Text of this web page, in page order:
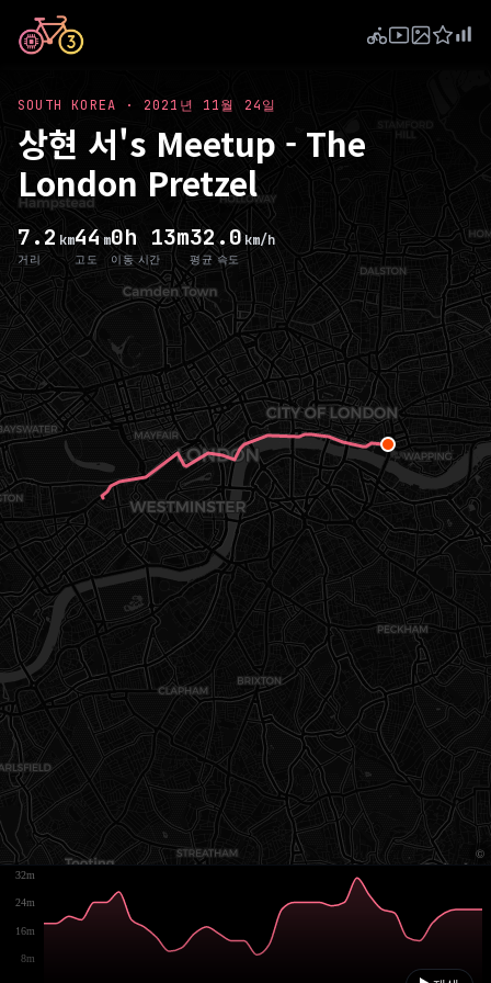
SOUTH KOREA · 2021년 11월 24일
상현 서's Meetup - The
London Pretzel
7.2 km
거리
44m
고도
0h 13m
이동 시간
32.0 km/h
평균 속도
8m
16m
24m
32m